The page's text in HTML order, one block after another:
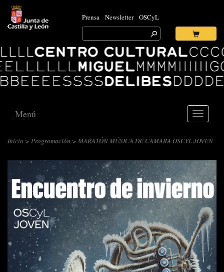
Prensa Newsletter OSCyL
Search
for:
Ok
Centro
Cultural
Miguel
Delibes
Toggle
Menú
Inicio > Programación > MARATÓN MÚSICA DE CÁMARA OSCYL JOVEN